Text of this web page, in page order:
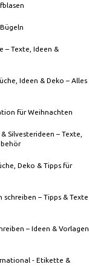
– Texte, Ideen &
Ideen & Deko – Alles
für Weihnachten
Silvesterideen – Texte,
Deko & Tipps für
schreiben – Tipps & Texte
– Ideen & Vorlagen
- Etikette &